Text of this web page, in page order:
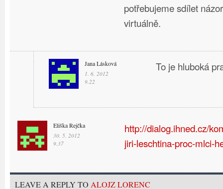
potřebujeme sdílet
virtuálně.
Jana Lásková
1. 6. 2012
9.22
To je hluboká
Eliška Rejčka
30. 5. 2012
9.37
http://dialog.ihned.cz/
jiri-leschtina-proc-mlci-
LEAVE A REPLY TO ALOJZ LORENC